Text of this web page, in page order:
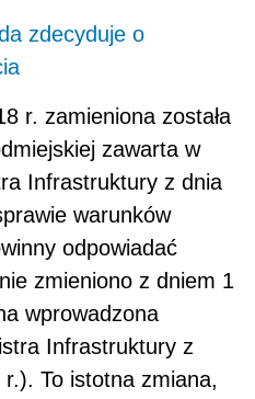
zdecyduje o
r. zamieniona została
zawarta w
Infrastruktury z dnia
warunków
odpowiadać
zmieniono z dniem 1
wprowadzona
Infrastruktury z
To istotna zmiana,